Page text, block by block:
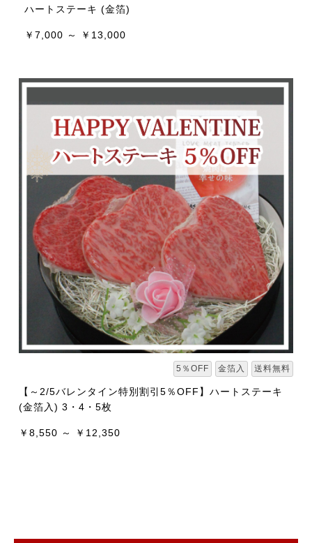
ハートステーキ (金箔)
￥7,000 ～ ￥13,000
5％OFF 金箔入 送料無料
【～2/5バレンタイン特別割引5％OFF】ハートステーキ
(金箔入) 3・4・5枚
￥8,550 ～ ￥12,350